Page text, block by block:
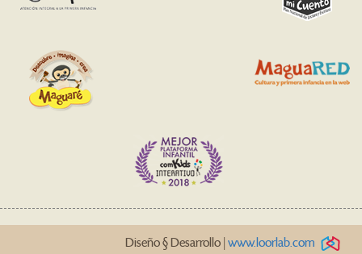
Diseño § Desarrollo | www.loorlab.com